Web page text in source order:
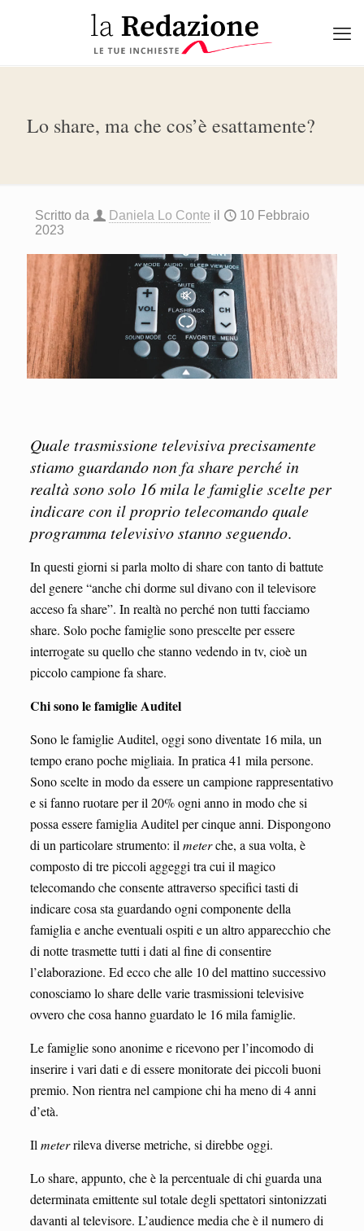
Lo share, ma che cos’è esattamente?
Scritto da Daniela Lo Conte il
10 Febbraio
2023
Quale trasmissione televisiva precisamente
stiamo guardando non fa share perché in
realtà sono solo 16 mila le famiglie scelte per
indicare con il proprio telecomando quale
programma televisivo stanno seguendo.
In questi giorni si parla molto di share con tanto di battute
del genere “anche chi dorme sul divano con il televisore
acceso fa share”. In realtà no perché non tutti facciamo
share. Solo poche famiglie sono prescelte per essere
interrogate su quello che stanno vedendo in tv, cioè un
piccolo campione fa share.
Chi sono le famiglie Auditel
Sono le famiglie Auditel, oggi sono diventate 16 mila, un
tempo erano poche migliaia. In pratica 41 mila persone.
Sono scelte in modo da essere un campione rappresentativo
e si fanno ruotare per il 20% ogni anno in modo che si
possa essere famiglia Auditel per cinque anni. Dispongono
di un particolare strumento: il meterche, a sua volta, è
composto di tre piccoli aggeggi tra cui il magico
telecomando che consente attraverso specifici tasti di
indicare cosa sta guardando ogni componente della
famiglia e anche eventuali ospiti e un altro apparecchio che
di notte trasmette tutti i dati al fine di consentire
l’elaborazione. Ed ecco che alle 10 del mattino successivo
conosciamo lo share delle varie trasmissioni televisive
ovvero che cosa hanno guardato le 16 mila famiglie.
Le famiglie sono anonime e ricevono per l’incomodo di
inserire i vari dati e di essere monitorate dei piccoli buoni
premio. Non rientra nel campione chi ha meno di 4 anni
d’età.
Il meterrileva diverse metriche, si direbbe oggi.
Lo share, appunto, che è la percentuale di chi guarda una
determinata emittente sul totale degli spettatori sintonizzati
davanti al televisore. L’audience media che è il numero di